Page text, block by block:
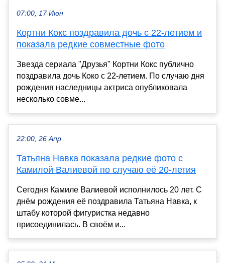
07:00, 17 Июн
Кортни Кокс поздравила дочь с 22-летием и
показала редкие совместные фото
Звезда сериала "Друзья" Кортни Кокс публично
поздравила дочь Коко с 22-летием. По случаю дня
рождения наследницы актриса опубликовала
несколько совме...
22:00, 26 Апр
Татьяна Навка показала редкие фото с
Камилой Валиевой по случаю её 20-летия
Сегодня Камиле Валиевой исполнилось 20 лет. С
днём рождения её поздравила Татьяна Навка, к
штабу которой фигуристка недавно
присоединилась. В своём и...